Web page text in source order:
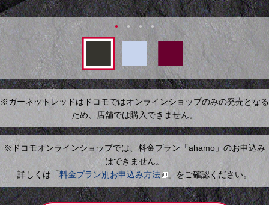
※ガーネットレッドはドコモではオンラインショップのみの発売となる
ため、店舗では購入できません。
※ドコモオンラインショップでは、料金プラン「ahamo」のお申込み
はできません。
詳しくは「料金プラン別お申込み方法 」をご確認ください。